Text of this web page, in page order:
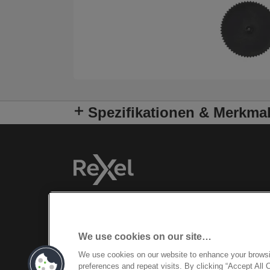
Spezifikationen &
We use cookies on our site…
We use cookies on our website to enhance your
preferences and repeat visits. By clicking “Accept All